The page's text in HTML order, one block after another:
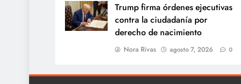
Trump firma órdenes ejecutivas
contra la ciudadanía por
derecho de nacimiento
Nora Rivas agosto 7, 2026 0